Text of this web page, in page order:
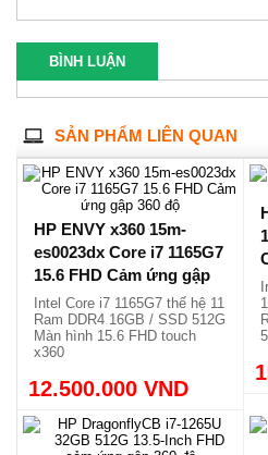
SẢN PHẨM LIÊN QUAN
HP ENVY x360 15m-
es0023dx Core i7 1165G7
15.6 FHD Cảm ứng gập
360 độ
Intel Core i7 1165G7 thế hệ 11
Màn hình 15.6 FHD touch
x360
Vỏ nhôm mỏng và nhẹ
1.77kg.
12.500.000 VND